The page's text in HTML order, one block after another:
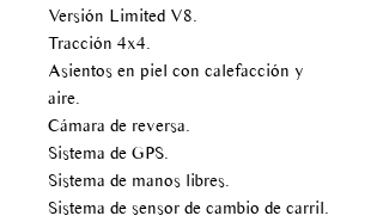
Versión Limited V8.
Tracción 4x4.
Asientos en piel con calefacción y
aire.
Cámara de reversa.
Sistema de GPS.
Sistema de manos libres.
Sistema de sensor de cambio de carril.